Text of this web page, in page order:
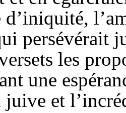
d’iniquité,
persévérait
les
une
et